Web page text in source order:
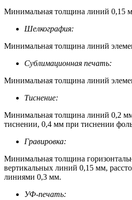
Минимальная толщина линий 0,15
Шелкография:
Минимальная толщина линий
Сублимационная печать:
Минимальная толщина линий
Тиснение:
Минимальная толщина линий 0,2
тиснении, 0,4 мм при тиснении
Гравировка:
Минимальная толщина
вертикальных линий 0,15 мм,
линиями 0,3 мм.
УФ-печать: